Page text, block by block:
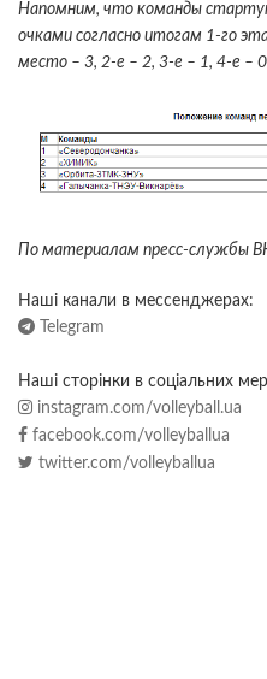
Напомним, что команды
очками согласно итогам 1-го
место – 3, 2-е – 2, 3-е – 1, 4-е –
По материалам пресс-службы
Наші канали в мессенджерах:
Telegram
Наші сторінки в соціальних
instagram.com/volleyball.ua
facebook.com/volleyballua
twitter.com/volleyballua